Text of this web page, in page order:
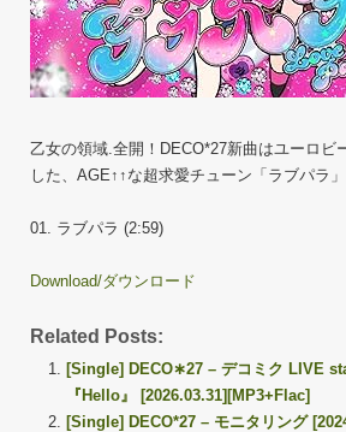
乙女の領域.全開！DECO*27新曲はユーロビ
した、AGE↑↑な超求愛チューン「ラブパラ」
01. ラブパラ (2:59)
Download/ダウンロード
Related Posts:
[Single] DECO∗27 – デコミク LIVE
『Hello』 [2026.03.31][MP3+Flac]
[Single] DECO*27 – モニタリング